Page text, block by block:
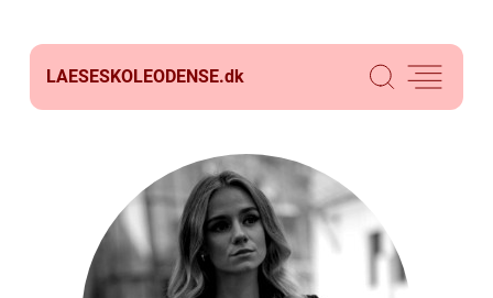
LAESESKOLEODENSE.dk